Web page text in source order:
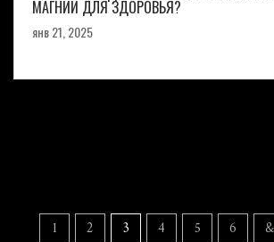
МАГНИЙ ДЛЯ ЗДОРОВЬЯ?
янв 21, 2025
1 2 3 4 5 6